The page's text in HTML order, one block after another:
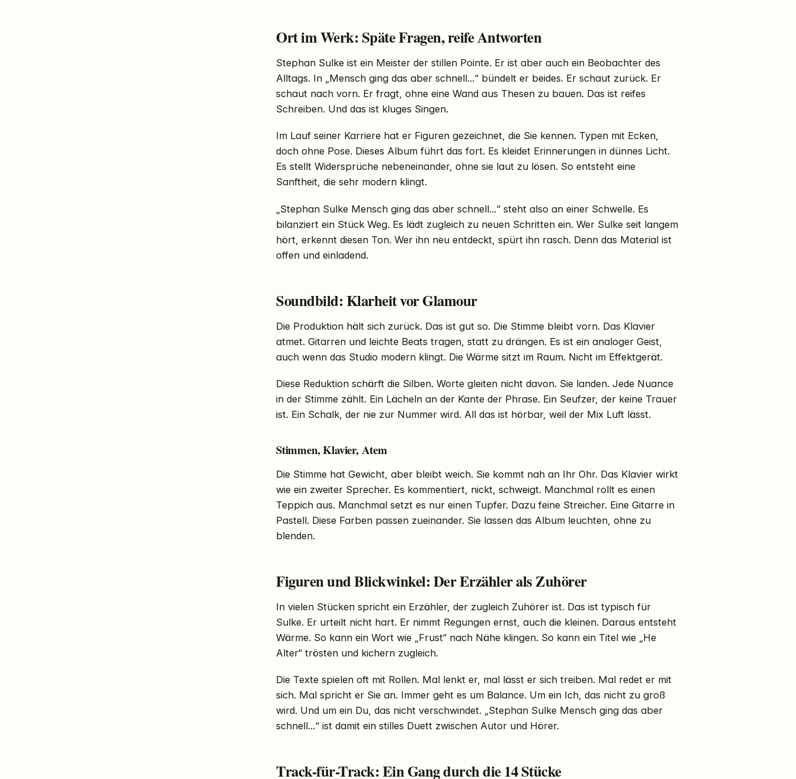
Ort im Werk: Späte Fragen, reife Antworten
Stephan Sulke ist ein Meister der stillen Pointe. Er ist aber auch ein Beobachter des
Alltags. In „Mensch ging das aber schnell...“ bündelt er beides. Er schaut zurück. Er
schaut nach vorn. Er fragt, ohne eine Wand aus Thesen zu bauen. Das ist reifes
Schreiben. Und das ist kluges Singen.
Im Lauf seiner Karriere hat er Figuren gezeichnet, die Sie kennen. Typen mit Ecken,
doch ohne Pose. Dieses Album führt das fort. Es kleidet Erinnerungen in dünnes Licht.
Es stellt Widersprüche nebeneinander, ohne sie laut zu lösen. So entsteht eine
Sanftheit, die sehr modern klingt.
„Stephan Sulke Mensch ging das aber schnell...“ steht also an einer Schwelle. Es
bilanziert ein Stück Weg. Es lädt zugleich zu neuen Schritten ein. Wer Sulke seit langem
hört, erkennt diesen Ton. Wer ihn neu entdeckt, spürt ihn rasch. Denn das Material ist
offen und einladend.
Soundbild: Klarheit vor Glamour
Die Produktion hält sich zurück. Das ist gut so. Die Stimme bleibt vorn. Das Klavier
atmet. Gitarren und leichte Beats tragen, statt zu drängen. Es ist ein analoger Geist,
auch wenn das Studio modern klingt. Die Wärme sitzt im Raum. Nicht im Effektgerät.
Diese Reduktion schärft die Silben. Worte gleiten nicht davon. Sie landen. Jede Nuance
in der Stimme zählt. Ein Lächeln an der Kante der Phrase. Ein Seufzer, der keine Trauer
ist. Ein Schalk, der nie zur Nummer wird. All das ist hörbar, weil der Mix Luft lässt.
Stimmen, Klavier, Atem
Die Stimme hat Gewicht, aber bleibt weich. Sie kommt nah an Ihr Ohr. Das Klavier wirkt
wie ein zweiter Sprecher. Es kommentiert, nickt, schweigt. Manchmal rollt es einen
Teppich aus. Manchmal setzt es nur einen Tupfer. Dazu feine Streicher. Eine Gitarre in
Pastell. Diese Farben passen zueinander. Sie lassen das Album leuchten, ohne zu
blenden.
Figuren und Blickwinkel: Der Erzähler als Zuhörer
In vielen Stücken spricht ein Erzähler, der zugleich Zuhörer ist. Das ist typisch für
Sulke. Er urteilt nicht hart. Er nimmt Regungen ernst, auch die kleinen. Daraus entsteht
Wärme. So kann ein Wort wie „Frust“ nach Nähe klingen. So kann ein Titel wie „He
Alter“ trösten und kichern zugleich.
Die Texte spielen oft mit Rollen. Mal lenkt er, mal lässt er sich treiben. Mal redet er mit
sich. Mal spricht er Sie an. Immer geht es um Balance. Um ein Ich, das nicht zu groß
wird. Und um ein Du, das nicht verschwindet. „Stephan Sulke Mensch ging das aber
schnell...“ ist damit ein stilles Duett zwischen Autor und Hörer.
Track-für-Track: Ein Gang durch die 14 Stücke